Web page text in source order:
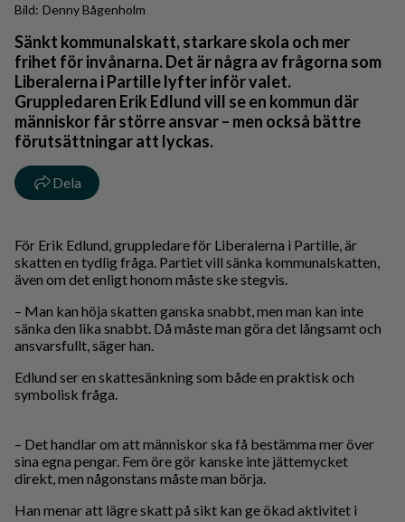
Denny Bågenholm
Sänkt kommunalskatt, starkare skola och mer
frihet för invånarna. Det är några av frågorna som
Liberalerna i Partille lyfter inför valet.
Gruppledaren Erik Edlund vill se en kommun där
människor får större ansvar – men också bättre
förutsättningar att lyckas.
Dela
För Erik Edlund, gruppledare för Liberalerna i Partille, är
skatten en tydlig fråga. Partiet vill sänka kommunalskatten,
även om det enligt honom måste ske stegvis.
– Man kan höja skatten ganska snabbt, men man kan inte
sänka den lika snabbt. Då måste man göra det långsamt och
ansvarsfullt, säger han.
Edlund ser en skattesänkning som både en praktisk och
symbolisk fråga.
– Det handlar om att människor ska få bestämma mer över
sina egna pengar. Fem öre gör kanske inte jättemycket
direkt, men någonstans måste man börja.
Han menar att lägre skatt på sikt kan ge ökad aktivitet i